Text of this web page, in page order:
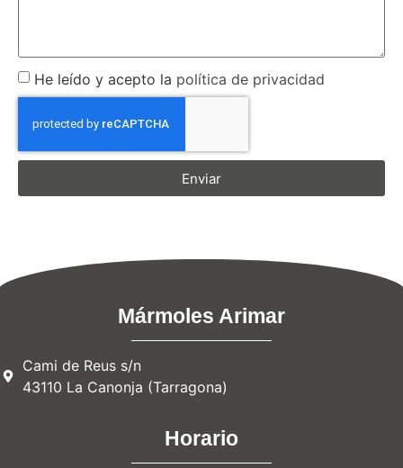
He leído y acepto la política de privacidad
Enviar
Mármoles Arimar
Cami de Reus s/n
43110 La Canonja (Tarragona)
Horario